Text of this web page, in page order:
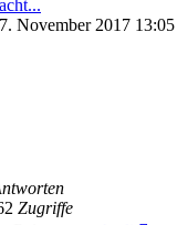
7. November 2017 13:05
Zugriffe